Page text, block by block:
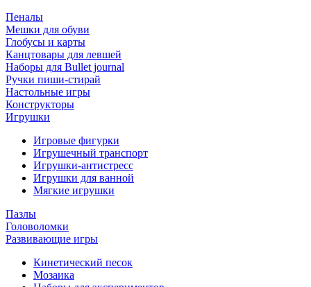
Пеналы
Мешки для обуви
Глобусы и карты
Канцтовары для левшей
Наборы для Bullet journal
Ручки пиши-стирай
Настольные игры
Конструкторы
Игрушки
Игровые фигурки
Игрушечный транспорт
Игрушки-антистресс
Игрушки для ванной
Мягкие игрушки
Пазлы
Головоломки
Развивающие игры
Кинетический песок
Мозаика